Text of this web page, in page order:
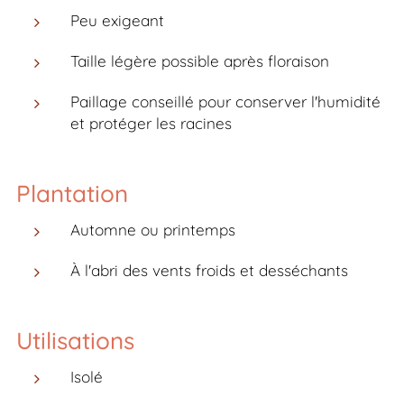
Peu exigeant
Taille légère possible après floraison
Paillage conseillé pour conserver l'humidité
et protéger les racines
Plantation
Automne ou printemps
À l'abri des vents froids et desséchants
Utilisations
Isolé